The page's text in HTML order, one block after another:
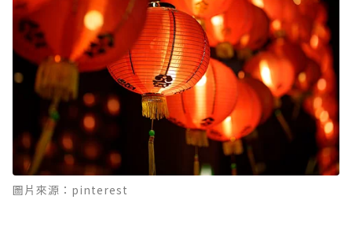
圖片來源：pinterest